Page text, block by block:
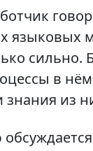
языковых
в
знания из